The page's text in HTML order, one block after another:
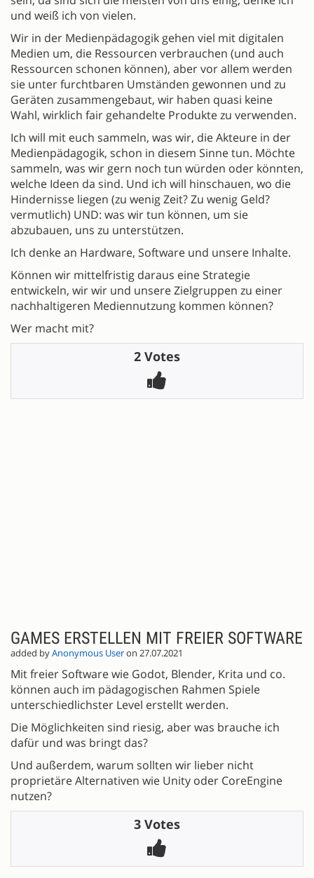
und weiß ich von vielen.
Wir in der Medienpädagogik gehen viel mit digitalen
Medien um, die Ressourcen verbrauchen (und auch
Ressourcen schonen können), aber vor allem werden
sie unter furchtbaren Umständen gewonnen und zu
Geräten zusammengebaut, wir haben quasi keine
Wahl, wirklich fair gehandelte Produkte zu verwenden.
Ich will mit euch sammeln, was wir, die Akteure in der
Medienpädagogik, schon in diesem Sinne tun. Möchte
sammeln, was wir gern noch tun würden oder könnten,
welche Ideen da sind. Und ich will hinschauen, wo die
Hindernisse liegen (zu wenig Zeit? Zu wenig Geld?
vermutlich) UND: was wir tun können, um sie
abzubauen, uns zu unterstützen.
Ich denke an Hardware, Software und unsere Inhalte.
Können wir mittelfristig daraus eine Strategie
entwickeln, wir wir und unsere Zielgruppen zu einer
nachhaltigeren Mediennutzung kommen können?
Wer macht mit?
2 Votes
GAMES ERSTELLEN MIT FREIER SOFTWARE
added byAnonymous Useron 27.07.2021
Mit freier Software wie Godot, Blender, Krita und co.
können auch im pädagogischen Rahmen Spiele
unterschiedlichster Level erstellt werden.
Die Möglichkeiten sind riesig, aber was brauche ich
dafür und was bringt das?
Und außerdem, warum sollten wir lieber nicht
proprietäre Alternativen wie Unity oder CoreEngine
nutzen?
3 Votes